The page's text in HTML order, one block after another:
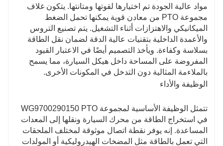
مواد عالية الجودة تم اختيارها لقوتها ومتانتها. يتكون غلاف
مجموعة PTO من معادن قوية يمكنها تحمل الضغط
الميكانيكي والاهتزازات أثناء التشغيل. يتم تصنيع التروس
والأعمدة الداخلية بتقنيات عالية الدقة لضمان نقل الطاقة
بسلاسة وكفاءة. ويأخذ التصميم أيضًا في الاعتبار القيود
المفروضة على المساحة داخل هيكل السيارة، مما يسمح
بالملاءمة المثالية دون التدخل في المكونات الأخرى.
الوظيفة والأداء
تتمثل الوظيفة الأساسية لمجموعة WG9700290150 PTO
في استخراج الطاقة من محرك السيارة ونقلها إلى المعدات
المساعدة. إنه يوفر نقطة اتصال موثوقة لمختلف الملحقات
التي تعمل بالطاقة مثل المضخات الهيدروليكية أو المولدات